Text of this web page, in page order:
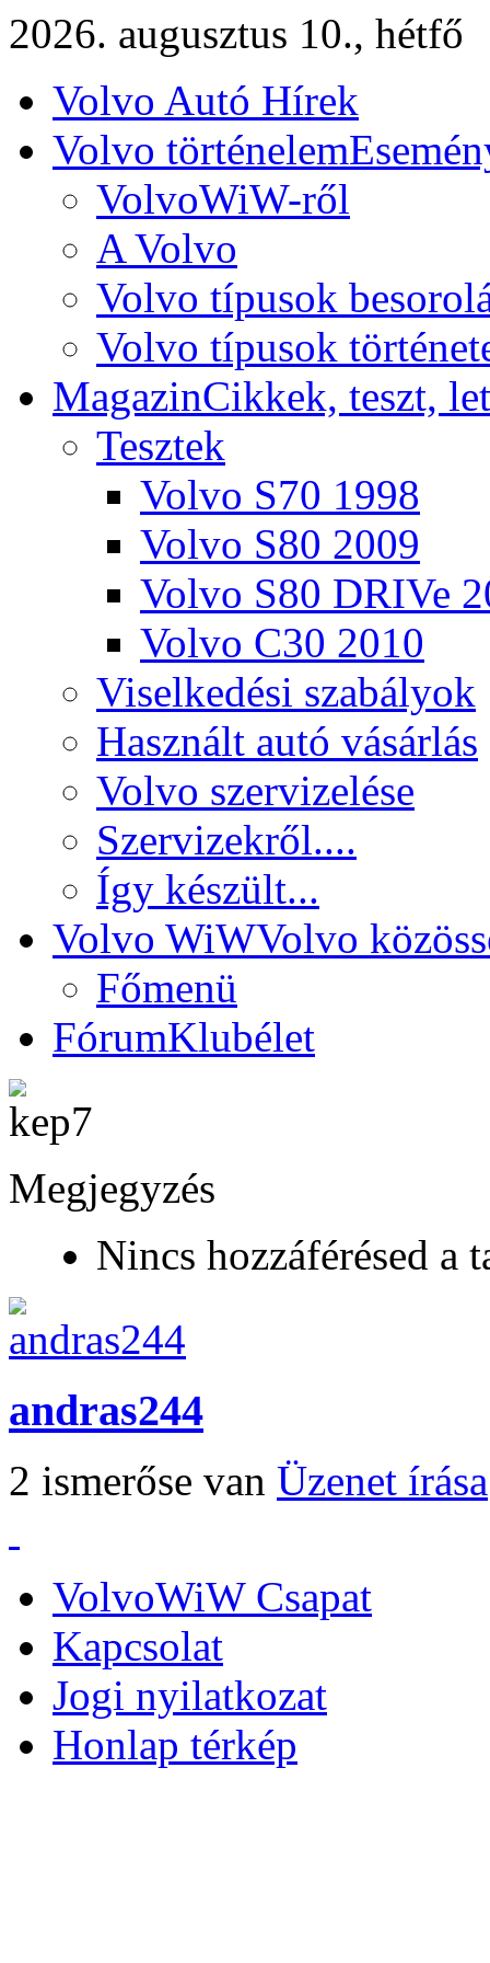
2026. augusztus 10., hétfő
Volvo Autó Hírek
Volvo történelem
VolvoWiW-ről
A Volvo
Volvo típusok
Volvo típusok
MagazinCikkek, teszt,
Tesztek
Volvo S70 1998
Volvo S80 2009
Volvo S80 DRIVe
Volvo C30 2010
Viselkedési szabályok
Használt autó vásárlás
Volvo szervizelése
Szervizekről....
Így készült...
Volvo WiWVolvo
Főmenü
FórumKlubélet
Megjegyzés
Nincs hozzáférésed a
andras244
2 ismerőse van Üzenet írása
VolvoWiW Csapat
Kapcsolat
Jogi nyilatkozat
Honlap térkép